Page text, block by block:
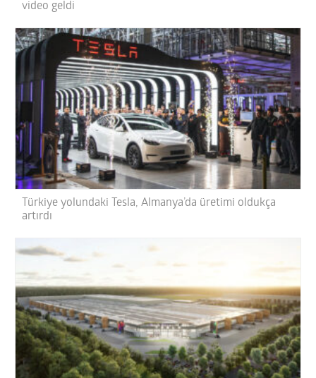
video geldi
Türkiye yolundaki Tesla, Almanya’da üretimi oldukça
artırdı